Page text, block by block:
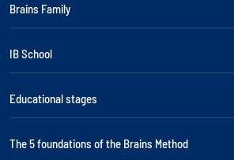
Brains Family
IB School
Educational stages
The 5 foundations of the Brains Method